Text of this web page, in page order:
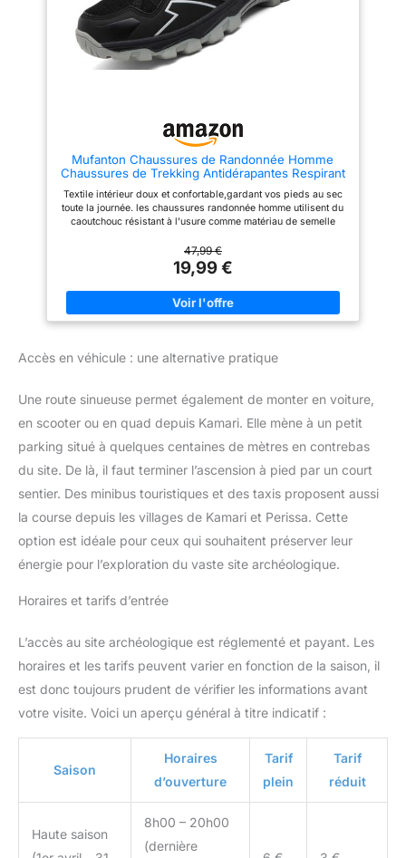
Mufanton Chaussures de Randonnée Homme
Chaussures de Trekking Antidérapantes Respirant
Sneakers,Noir,EU39
Textile intérieur doux et confortable,gardant vos pieds au sec
toute la journée. les chaussures randonnée homme utilisent du
caoutchouc résistant à l'usure comme matériau de semelle
adhérence, Le motif unique sur la semelle a une grande
distance pour éviter les embouteillages. Une semelle
intercalaire MD flexible absorbe les chocs à chaque pas. De
plus, la semelle intérieure flexible offre un soutien et un amorti
pour toutes les aventures en plein air. L'embout de protection
en caoutchouc garantit une protection optimale sur les rochers
Chaussures de Randonnée offrent des performances de
à la pêche, à la randonnée, au trekking et bien plus encore.
47,99 €
19,99 €
Accès en véhicule : une alternative pratique
Une route sinueuse permet également de monter en voiture,
en scooter ou en quad depuis Kamari. Elle mène à un petit
parking situé à quelques centaines de mètres en contrebas
du site. De là, il faut terminer l’ascension à pied par un court
sentier. Des minibus touristiques et des taxis proposent aussi
la course depuis les villages de Kamari et Perissa. Cette
option est idéale pour ceux qui souhaitent préserver leur
énergie pour l’exploration du vaste site archéologique.
Horaires et tarifs d’entrée
L’accès au site archéologique est réglementé et payant. Les
horaires et les tarifs peuvent varier en fonction de la saison, il
est donc toujours prudent de vérifier les informations avant
votre visite. Voici un aperçu général à titre indicatif :
Saison
Horaires
d’ouverture
Tarif
plein
Tarif
réduit
Haute saison
8h00 – 20h00
(dernière